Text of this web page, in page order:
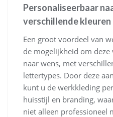
Personaliseerbaar
verschillende
Een groot voordeel van
de mogelijkheid om
naar wens, met
lettertypes. Door deze
kunt u de werkkleding
huisstijl en branding,
niet alleen professioneel